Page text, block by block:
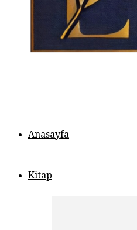
Anasayfa
Kitap